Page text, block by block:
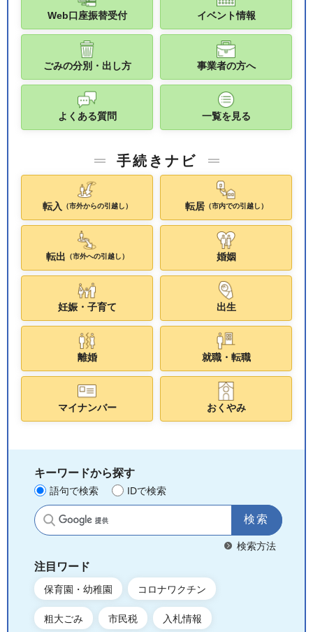
Web口座振替受付 イベント情報
ごみの分別・出し方 事業者の方へ
よくある質問 一覧を見る
手続きナビ
転入 （市外からの引越し） 転居（市内での引越し）
転出 （市外への引越し） 婚姻
妊娠・子育て 出生
離婚 就職・転職
マイナンバー おくやみ
キーワードから探す
語句で検索 IDで検索
サイト内検索
検索方法
注目ワード
保育園・幼稚園 コロナワクチン
粗大ごみ 市民税 入札情報